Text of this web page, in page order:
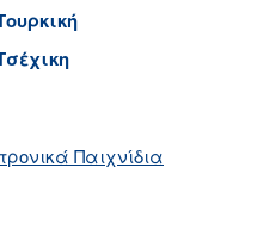
Παιχνίδια